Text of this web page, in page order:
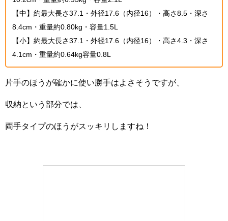
【中】約最大長さ37.1・外径17.6（内径16）・高さ8.5・深さ
8.4cm・重量約0.80kg・容量1.5L
【小】約最大長さ37.1・外径17.6（内径16）・高さ4.3・深さ
4.1cm・重量約0.64kg容量0.8L
片手のほうが確かに使い勝手はよさそうですが、
収納という部分では、
両手タイプのほうがスッキリしますね！